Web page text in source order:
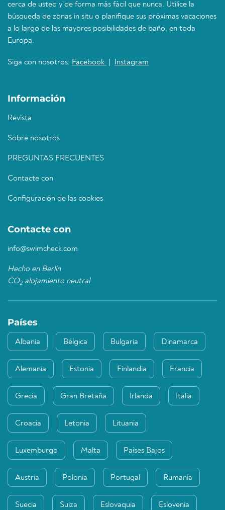
cerca de usted y de forma más fácil que nunca. Utilice la
búsqueda de zonas in situ o planifique sus próximas vacaciones
a lo largo de las mayores posibilidades de baño, en toda
Europa.
Siga con nosotros: Facebook Instagram
Información
Revista
Sobre nosotros
PREGUNTAS FRECUENTES
Contacte con
Configuración de las cookies
Contacte con
info@swimcheck.com
Hecho en Berlín
CO2alojamiento neutral
Países
Albania Bélgica Bulgaria Dinamarca
Alemania Estonia Finlandia Francia
Grecia Gran Bretaña Irlanda Italia
Croacia Letonia Lituania
Luxemburgo Malta Países Bajos
Austria Polonia Portugal Rumanía
Suecia Suiza Eslovaquia Eslovenia